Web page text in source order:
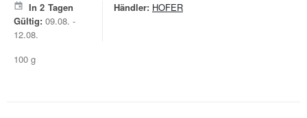
In 2 Tagen
Gültig: 09.08. -
12.08.
Händler: HOFER
100 g